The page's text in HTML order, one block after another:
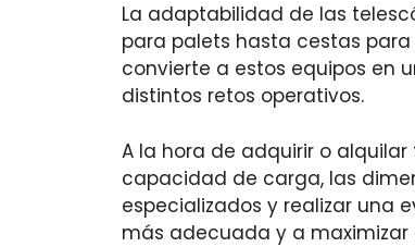
La adaptabilidad de las
para palets hasta cestas
convierte a estos equipos en
distintos retos operativos.
A la hora de adquirir o
capacidad de carga, las
especializados y realizar una
más adecuada y a maximizar